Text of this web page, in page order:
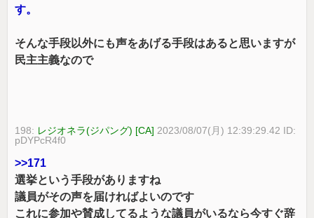
す。
そんな手段以外にも声をあげる手段はあると思いますが
民主主義なので
198: レジオネラ(ジパング) [CA] 2023/08/07(月) 12:39:29.42 ID:
pDYPcR4f0
>>171
選挙という手段がありますね
議員がその声を届ければよいのです
これに参加や賛成してるような議員がいるなら今すぐ辞